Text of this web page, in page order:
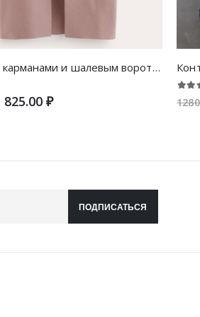
Пальто с карманами и шалевым воротником
825.00 ₽
ПОДПИСАТЬСЯ